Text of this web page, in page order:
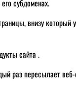
субдоменах.
внизу который
сайта .
раз пересылает веб-